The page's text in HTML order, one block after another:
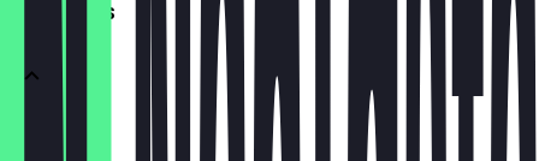
SOFTDRINKS